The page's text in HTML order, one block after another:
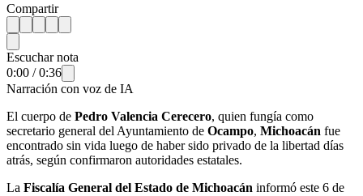
Compartir
Escuchar nota
0:00 /0:36
Narración con voz de IA
El cuerpo de Pedro Valencia Cerecero, quien fungía como
secretario general del Ayuntamiento de Ocampo, Michoacán fue
encontrado sin vida luego de haber sido privado de la libertad días
atrás, según confirmaron autoridades estatales.
La Fiscalía General del Estado de Michoacán informó este 6 de